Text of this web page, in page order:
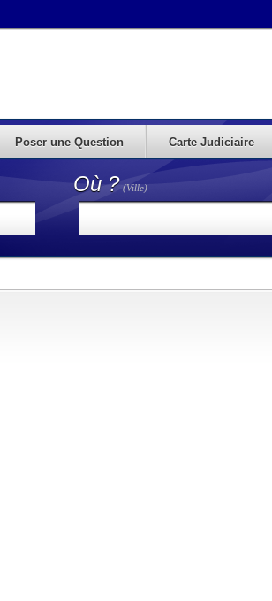
Poser une Question Carte Judiciaire
Où ? (Ville)